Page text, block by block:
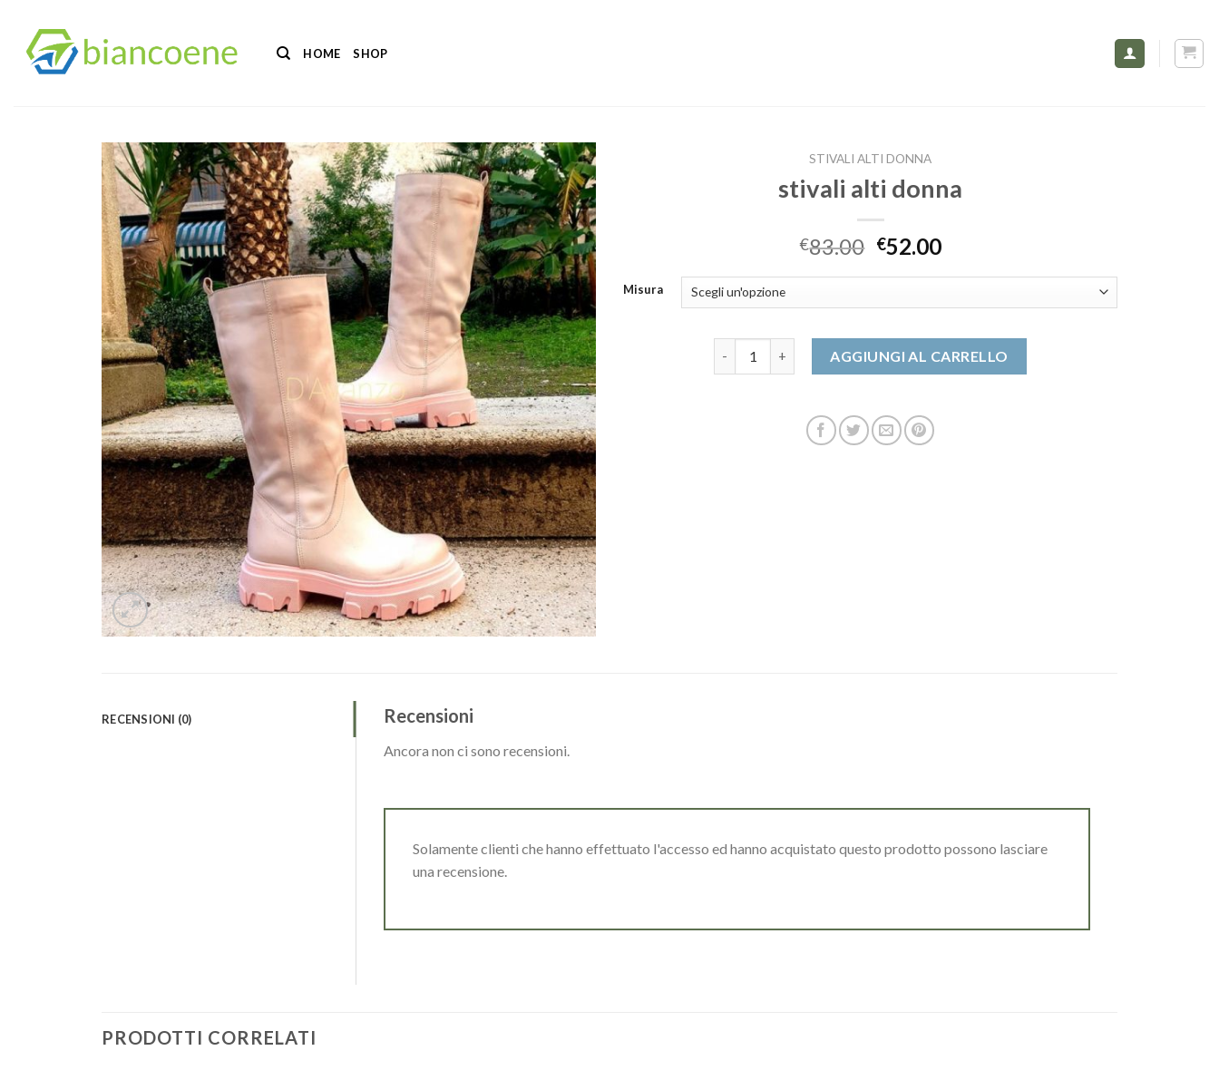
contenuti
HOME SHOP
STIVALI ALTI DONNA
stivali alti donna
€83.00 €52.00
Misura
AGGIUNGI AL CARRELLO
RECENSIONI (0) Recensioni
Ancora non ci sono recensioni.
Solamente clienti che hanno effettuato l'accesso ed hanno acquistato questo prodotto possono lasciare
una recensione.
PRODOTTI CORRELATI